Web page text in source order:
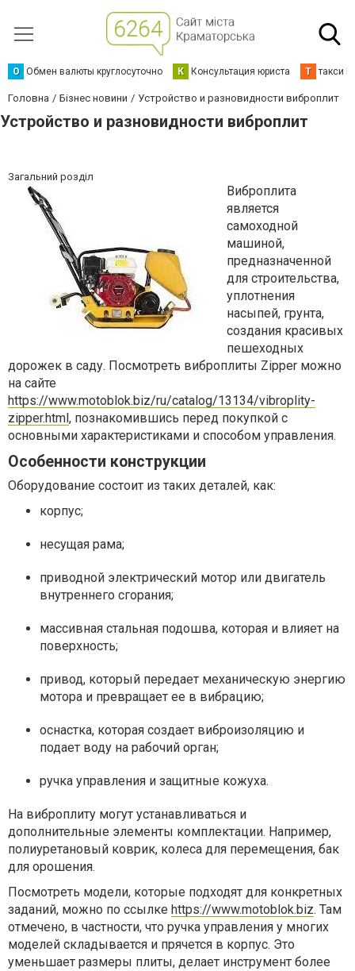
О Обмен валюты круглосуточно К Консультация юриста Т такси
Головна Бізнес новини Устройство и разновидности виброплит
Устройство и разновидности виброплит
Загальний розділ
Виброплита
является
самоходной
машиной,
предназначенной
для строительства,
уплотнения
насыпей, грунта,
создания красивых
пешеходных
дорожек в саду. Посмотреть виброплиты Zipper можно
на сайте
https://www.motoblok.biz/ru/catalog/13134/vibroplity-
zipper.html, познакомившись перед покупкой с
основными характеристиками и способом управления.
Особенности конструкции
Оборудование состоит из таких деталей, как:
корпус;
несущая рама;
приводной электрический мотор или двигатель
внутреннего сгорания;
массивная стальная подошва, которая и влияет на
поверхность;
привод, который передает механическую энергию
мотора и превращает ее в вибрацию;
оснастка, которая создает виброизоляцию и
подает воду на рабочий орган;
ручка управления и защитные кожуха.
На виброплиту могут устанавливаться и
дополнительные элементы комплектации. Например,
полиуретановый коврик, колеса для перемещения, бак
для орошения.
Посмотреть модели, которые подходят для конкретных
заданий, можно по ссылке https://www.motoblok.biz. Там
отмечено, в частности, что ручка управления у многих
моделей складывается и прячется в корпус. Это
уменьшает размеры плиты, делает инструмент более